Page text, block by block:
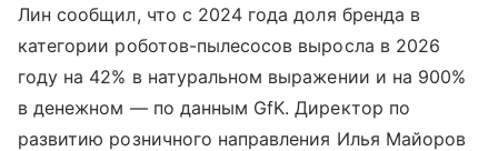
Лин сообщил, что с 2024 года доля бренда в
категории роботов-пылесосов выросла в 2026
году на 42% в натуральном выражении и на 900%
в денежном — по данным GfK. Директор по
развитию розничного направления Илья Майоров